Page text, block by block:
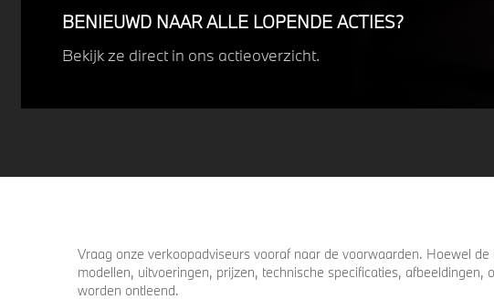
BENIEUWD NAAR ALLE LOPENDE ACTIES?
Bekijk ze direct in ons actieoverzicht.
Vraag onze verkoopadviseurs vooraf naar de voorwaarden. Hoewel
modellen, uitvoeringen, prijzen, technische specificaties,
worden ontleend.